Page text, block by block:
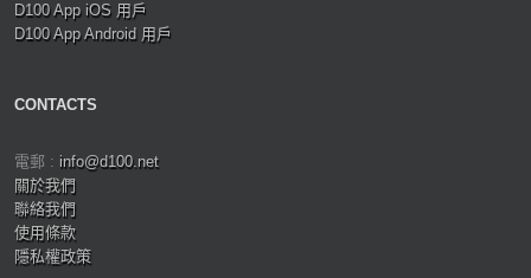
D100 App iOS 用戶
D100 App Android 用戶
CONTACTS
電郵 : info@d100.net
關於我們
聯絡我們
使用條款
隱私權政策